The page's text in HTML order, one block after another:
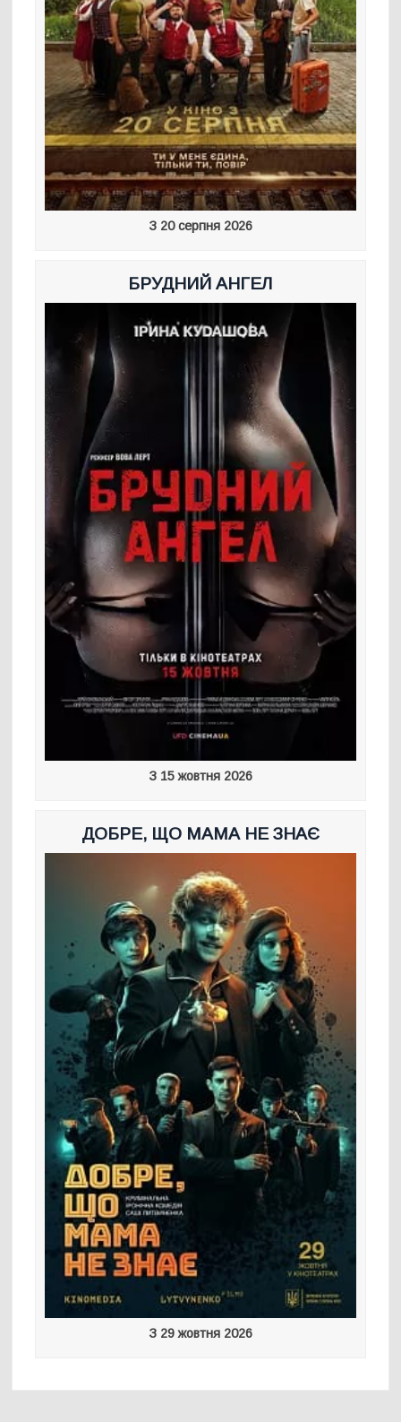
З 20 серпня 2026
БРУДНИЙ АНГЕЛ
З 15 жовтня 2026
ДОБРЕ, ЩО МАМА НЕ ЗНАЄ
З 29 жовтня 2026